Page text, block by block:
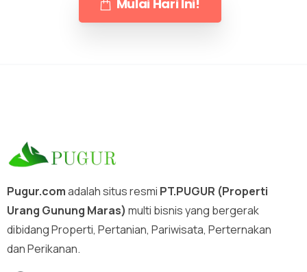
Mulai Hari Ini!
Pugur.comadalah situs resmi PT.PUGUR (Properti
Urang Gunung Maras) multi bisnis yang bergerak
dibidang Properti, Pertanian, Pariwisata, Perternakan
dan Perikanan.